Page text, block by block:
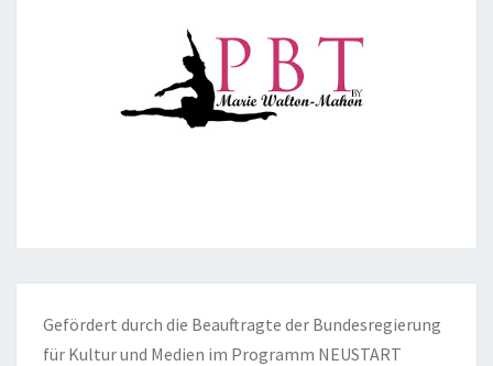
Gefördert durch die Beauftragte der Bundesregierung
für Kultur und Medien im Programm NEUSTART